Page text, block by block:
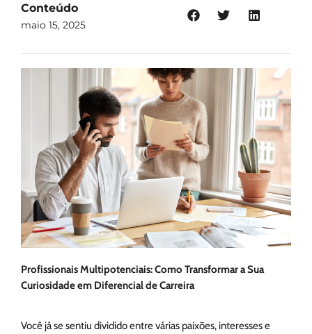
Conteúdo
maio 15, 2025
Profissionais Multipotenciais: Como Transformar a Sua
Curiosidade em Diferencial de Carreira
Você já se sentiu dividido entre várias paixões, interesses e